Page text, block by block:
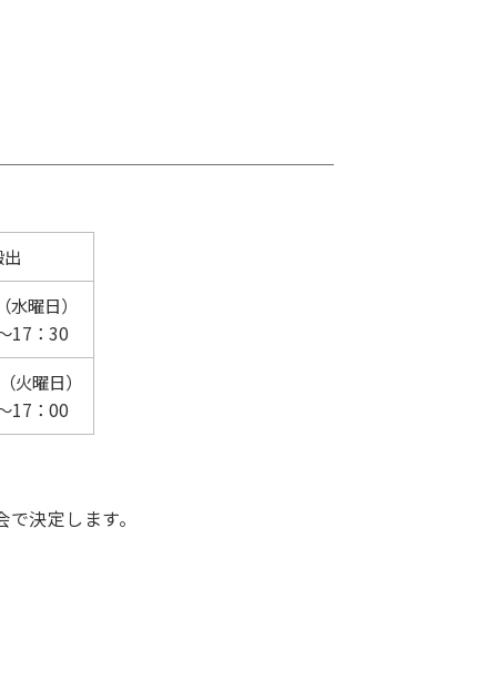
曜日）
17：30
火曜日）
17：00
決定します。